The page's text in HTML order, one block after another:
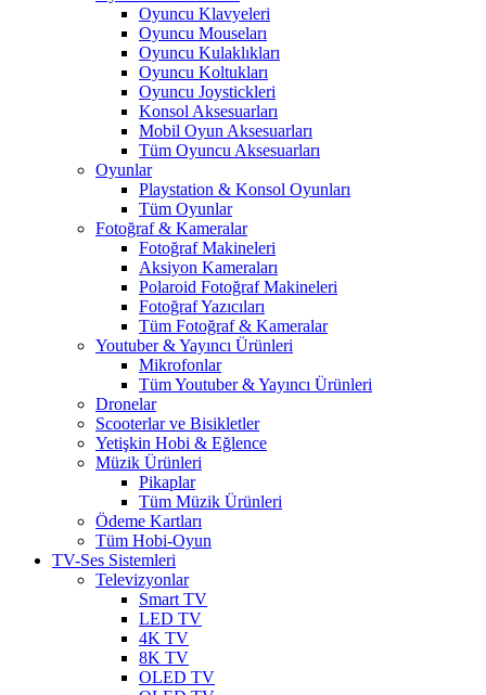
Oyuncu Klavyeleri
Oyuncu Mouseları
Oyuncu Kulaklıkları
Oyuncu Koltukları
Oyuncu Joystickleri
Konsol Aksesuarları
Mobil Oyun Aksesuarları
Tüm Oyuncu Aksesuarları
Oyunlar
Playstation & Konsol Oyunları
Tüm Oyunlar
Fotoğraf & Kameralar
Fotoğraf Makineleri
Aksiyon Kameraları
Polaroid Fotoğraf Makineleri
Fotoğraf Yazıcıları
Tüm Fotoğraf & Kameralar
Youtuber & Yayıncı Ürünleri
Mikrofonlar
Tüm Youtuber & Yayıncı Ürünleri
Dronelar
Scooterlar ve Bisikletler
Yetişkin Hobi & Eğlence
Müzik Ürünleri
Pikaplar
Tüm Müzik Ürünleri
Ödeme Kartları
Tüm Hobi-Oyun
TV-Ses Sistemleri
Televizyonlar
Smart TV
LED TV
4K TV
8K TV
OLED TV